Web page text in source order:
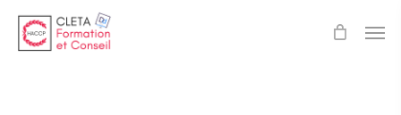
main